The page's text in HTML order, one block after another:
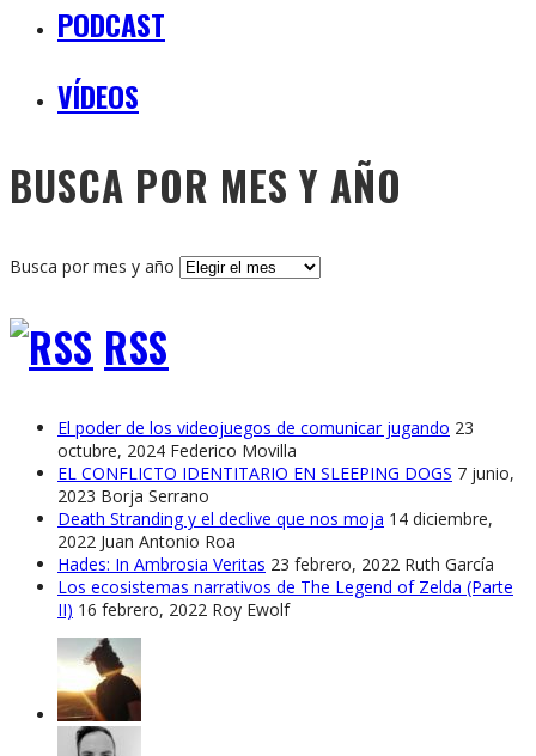
PODCAST
VÍDEOS
BUSCA POR MES Y AÑO
Busca por mes y año
RSS
El poder de los videojuegos de comunicar jugando 23
octubre, 2024 Federico Movilla
EL CONFLICTO IDENTITARIO EN SLEEPING DOGS 7 junio,
2023 Borja Serrano
Death Stranding y el declive que nos moja 14 diciembre,
2022 Juan Antonio Roa
Hades: In Ambrosia Veritas 23 febrero, 2022 Ruth García
Los ecosistemas narrativos de The Legend of Zelda (Parte
II) 16 febrero, 2022 Roy Ewolf